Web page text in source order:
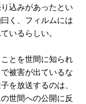
込みがあったとい
く、フィルムには
いるらしい。
とを世間に知られ
被害が出ているな
を放送するのは、
世間への公開に反